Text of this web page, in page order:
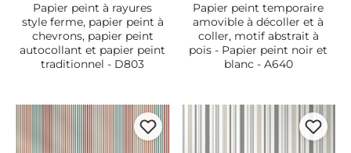
Papier peint à rayures
style ferme, papier peint à
chevrons, papier peint
autocollant et papier peint
traditionnel - D803
Papier peint temporaire
amovible à décoller et à
coller, motif abstrait à
pois - Papier peint noir et
blanc - A640